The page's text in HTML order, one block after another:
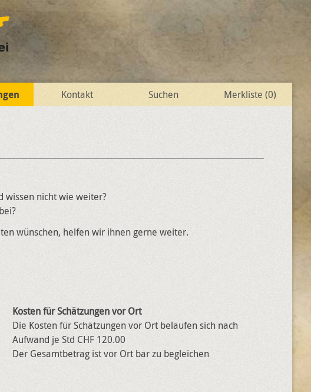
Kontakt Suchen Merkliste (0)
wissen nicht wie weiter?
wünschen, helfen wir ihnen gerne weiter.
Kosten für Schätzungen vor Ort
Die Kosten für Schätzungen vor Ort belaufen sich nach
Aufwand je Std CHF 120.00
Der Gesamtbetrag ist vor Ort bar zu begleichen